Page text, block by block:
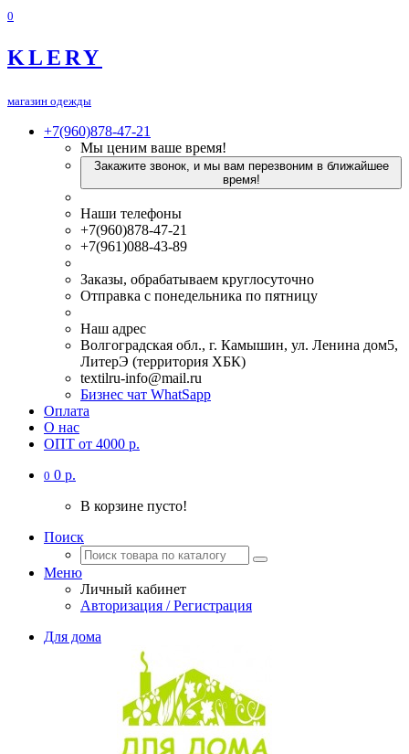
0
KLERY
магазин одежды
+7(960)878-47-21
Мы ценим ваше время!
Закажите звонок, и мы вам перезвоним в ближайшее
время!
Наши телефоны
+7(960)878-47-21
+7(961)088-43-89
Заказы, обрабатываем круглосуточно
Отправка с понедельника по пятницу
Наш адрес
Волгоградская обл., г. Камышин, ул. Ленина дом5,
ЛитерЭ (территория ХБК)
textilru-info@mail.ru
Бизнес чат WhatSapp
Оплата
О нас
ОПТ от 4000 р.
0 0 р.
В корзине пусто!
Поиск
Меню
Личный кабинет
Авторизация / Регистрация
Для дома